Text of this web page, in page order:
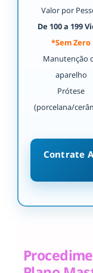
Valor por
De 100 a 199
*Sem Zero
Manutenção
aparelho
Prótese
(porcelana/
Contrate